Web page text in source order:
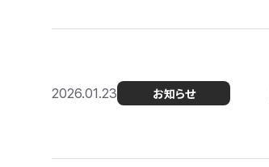
2026.01.23 お知らせ